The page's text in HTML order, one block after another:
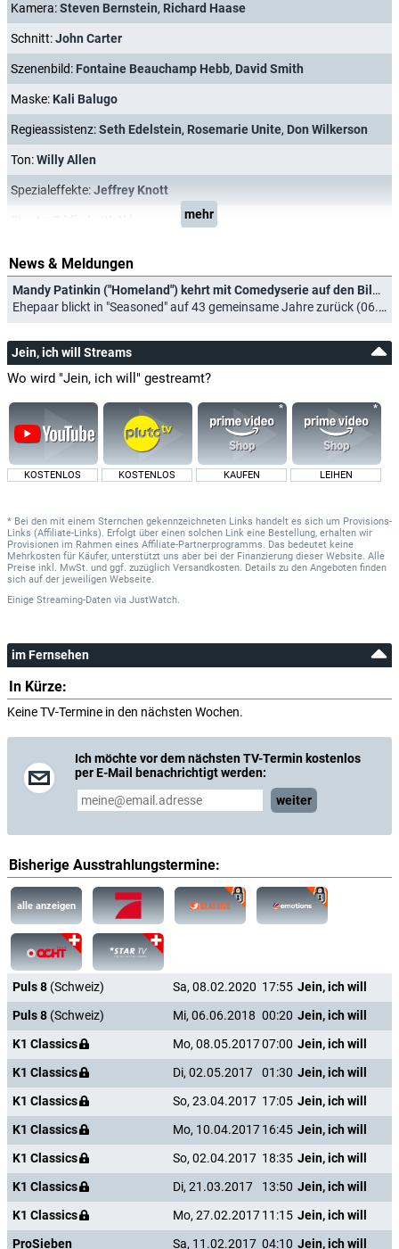
Kamera:Steven Bernstein, Richard Haase
Schnitt:John Carter
Szenenbild: Fontaine Beauchamp Hebb, David Smith
Maske: Kali Balugo
Regieassistenz:Seth Edelstein, Rosemarie Unite, Don Wilkerson
Ton:Willy Allen
Spezialeffekte:Jeffrey Knott
mehr
News & Meldungen
Mandy Patinkin ("Homeland") kehrt mit Comedyserie auf den Bildschirm zurück
Ehepaar blickt in "Seasoned" auf 43 gemeinsame Jahre zurück (06.04.2023)
Jein, ich will Streams
Wo wird "Jein, ich will" gestreamt?
KOSTENLOS KOSTENLOS KAUFEN LEIHEN
* Bei den mit einem Sternchen gekennzeichneten Links handelt es sich um Provisions-
Links (Affiliate-Links). Erfolgt über einen solchen Link eine Bestellung, erhalten wir
Provisionen im Rahmen eines Affiliate-Partnerprogramms. Das bedeutet keine
Mehrkosten für Käufer, unterstützt uns aber bei der Finanzierung dieser Website. Alle
Preise inkl. MwSt. und ggf. zuzüglich Versandkosten. Details zu den Angeboten finden
sich auf der jeweiligen Webseite.
Einige Streaming-Daten via JustWatch.
im Fernsehen
In Kürze:
Keine TV-Termine in den nächsten Wochen.
Ich möchte vor dem nächsten TV-Termin kostenlos
per E-Mail benachrichtigt werden:
weiter
Bisherige Ausstrahlungstermine:
alle anzeigen
Puls 8 (Schweiz) Sa, 08.02.2020 17:55 Jein, ich will
Puls 8 (Schweiz) Mi, 06.06.2018 00:20 Jein, ich will
K1 Classics
Mo, 08.05.201707:00 Jein, ich will
K1 Classics
Di, 02.05.2017 01:30 Jein, ich will
K1 Classics
So, 23.04.2017 17:05 Jein, ich will
K1 Classics
Mo, 10.04.201716:45 Jein, ich will
K1 Classics
So, 02.04.2017 18:35 Jein, ich will
K1 Classics
Di, 21.03.2017 13:50 Jein, ich will
K1 Classics
Mo, 27.02.201711:15 Jein, ich will
ProSieben
Sa, 11.02.2017 04:10 Jein, ich will